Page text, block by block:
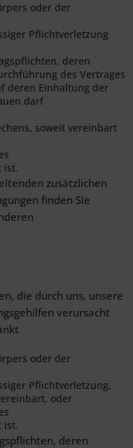
oder der
Pflichtverletzung
deren
des Vertrages
deren Einhaltung der
darf
soweit vereinbart
ist.
zusätzlichen
finden Sie
die durch uns, unsere
verursacht
oder der
Pflichtverletzung,
oder
ist.
deren